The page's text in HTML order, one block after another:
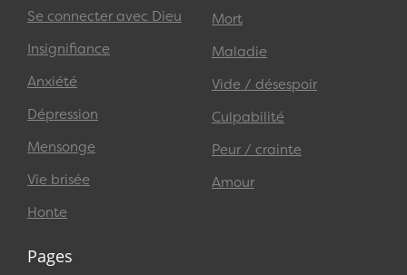
Se connecter avec Dieu
Insignifiance
Anxiété
Dépression
Mensonge
Vie brisée
Honte
Mort
Maladie
Vide / désespoir
Culpabilité
Peur / crainte
Amour
Pages